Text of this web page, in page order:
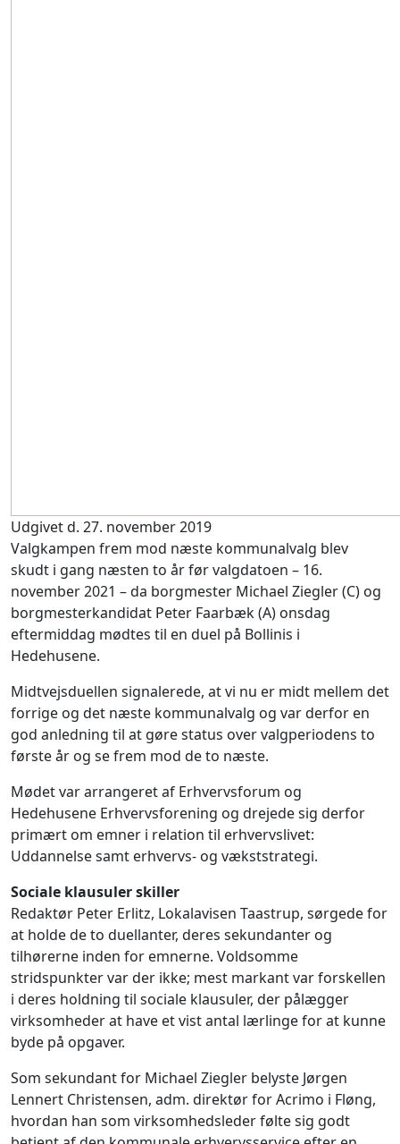
Udgivet d. 27. november 2019
Valgkampen frem mod næste kommunalvalg blev
skudt i gang næsten to år før valgdatoen – 16.
november 2021 – da borgmester Michael Ziegler (C) og
borgmesterkandidat Peter Faarbæk (A) onsdag
eftermiddag mødtes til en duel på Bollinis i
Hedehusene.
Midtvejsduellen signalerede, at vi nu er midt mellem det
forrige og det næste kommunalvalg og var derfor en
god anledning til at gøre status over valgperiodens to
første år og se frem mod de to næste.
Mødet var arrangeret af Erhvervsforum og
Hedehusene Erhvervsforening og drejede sig derfor
primært om emner i relation til erhvervslivet:
Uddannelse samt erhvervs- og vækststrategi.
Sociale klausuler skiller
Redaktør Peter Erlitz, Lokalavisen Taastrup, sørgede for
at holde de to duellanter, deres sekundanter og
tilhørerne inden for emnerne. Voldsomme
stridspunkter var der ikke; mest markant var forskellen
i deres holdning til sociale klausuler, der pålægger
virksomheder at have et vist antal lærlinge for at kunne
byde på opgaver.
Som sekundant for Michael Ziegler belyste Jørgen
Lennert Christensen, adm. direktør for Acrimo i Fløng,
hvordan han som virksomhedsleder følte sig godt